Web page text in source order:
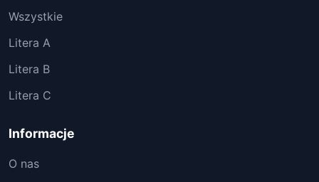
Wszystkie
Litera A
Litera B
Litera C
Informacje
O nas